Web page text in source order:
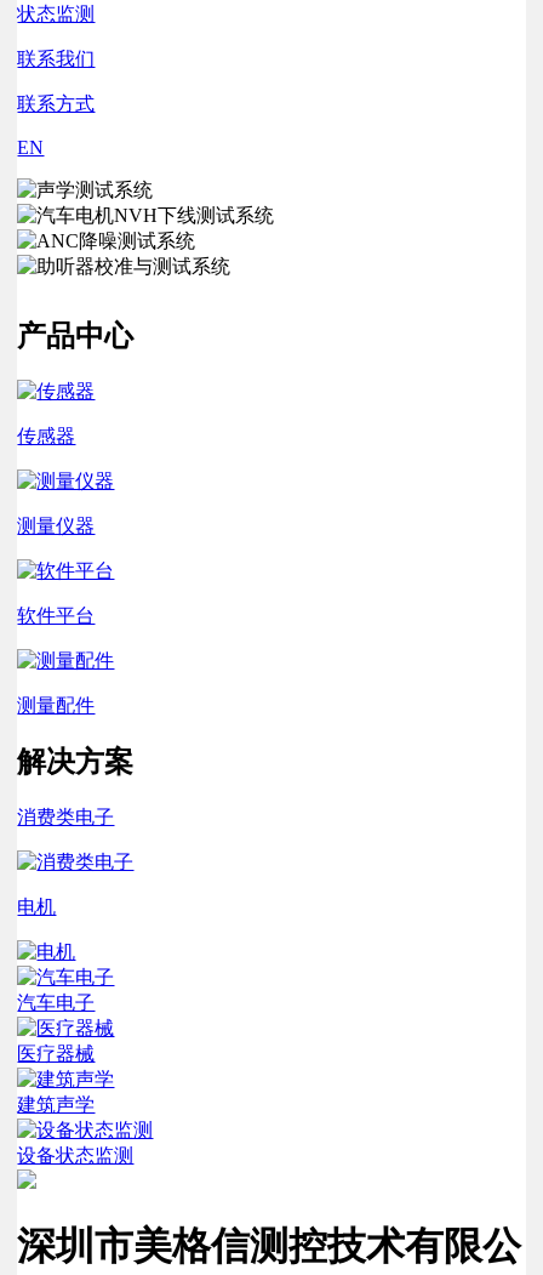
状态监测
联系我们
联系方式
EN
产品中心
传感器
测量仪器
软件平台
测量配件
解决方案
消费类电子
电机
汽车电子
医疗器械
建筑声学
设备状态监测
深圳市美格信测控技术有限公